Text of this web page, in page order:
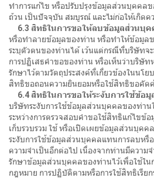
ทำการแก้ไข หรือปรับปรุงข้อมูลส่วนบุคคล
ถ้วน เป็นปัจจุบัน สมบูรณ์ และไม่ก่อให้เกิดค
6.3 สิทธิในการขอให้ลบข้อมูลส่วนบุค
หรือทำลายข้อมูลของท่าน หรือทำให้ข้อมูล
ระบุตัวตนของท่านได้ เว้นแต่กรณีที่บริษัทจ
การปฏิเสธคำขอของท่าน หรือเห็นว่าบริษัท
รักษาไว้ตามวัตถุประสงค์ที่เกี่ยวข้องในนโ
สิทธิขอถอนความยินยอมหรือใช้สิทธิขอคัด
6.4 สิทธิในการขอให้ระงับการใช้ข้อ
บริษัทระงับการใช้ข้อมูลส่วนบุคคลของท่าน
ระหว่างการตรวจสอบคำขอใช้สิทธิแก้ไขข้
เก็บรวบรวม ใช้ หรือเปิดเผยข้อมูลส่วนบุค
ระงับการใช้ข้อมูลส่วนบุคคลแทนการลบห
ความจำเป็นอีกต่อไป เนื่องจากท่านมีความ
รักษาข้อมูลส่วนบุคคลของท่านไว้เพื่อใช้ใน
กฎหมาย การปฏิบัติตามหรือการใช้สิทธิเรีย